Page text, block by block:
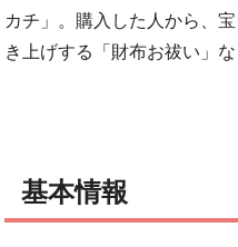
カチ」。購入した人から、
き上げする「財布お祓い」
基本情報